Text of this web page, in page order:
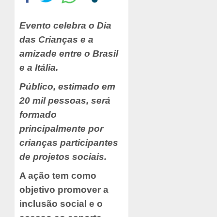
Evento celebra o Dia
das Crianças e a
amizade entre o Brasil
e a Itália.
Público, estimado em
20 mil pessoas, será
formado
principalmente por
crianças participantes
de projetos sociais.
A ação tem como
objetivo promover a
inclusão social e o